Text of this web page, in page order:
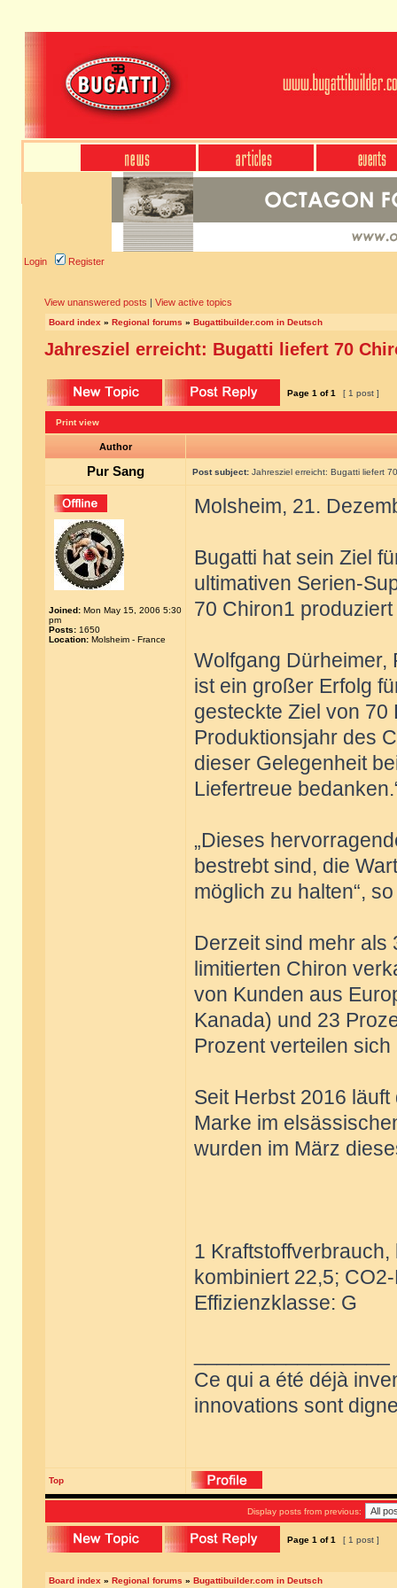
Login Register
View unanswered posts | View active topics
Board index » Regional forums » Bugattibuilder.com in Deutsch
Jahresziel erreicht: Bugatti liefert 70
Page 1 of1 [ 1 post ]
Print view
Author
Pur Sang Post subject: Jahresziel erreicht: Bugatti liefert
Joined: Mon May 15, 2006 5:30
pm
Posts: 1650
Location: Molsheim - France
Molsheim, 21.
Bugatti hat sein Ziel
ultimativen Serien-
70 Chiron1
Wolfgang Dürheimer,
ist ein großer Erfolg
gesteckte Ziel von
Produktionsjahr des
dieser Gelegenheit
Liefertreue
„Dieses
bestrebt sind, die
möglich zu halten“,
Derzeit sind mehr als
limitierten Chiron
von Kunden aus
Kanada) und 23
Prozent verteilen
Seit Herbst 2016
Marke im
wurden im März
1
kombiniert 22,5;
Effizienzklasse: G
Ce qui a été déjà
innovations sont
Top
Display posts from previous:
Page 1 of1 [ 1 post ]
Board index » Regional forums » Bugattibuilder.com in Deutsch